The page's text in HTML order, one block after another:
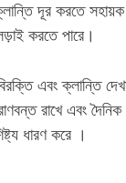
দূর করতে
করতে পারে।
এবং ক্লান্তি
রাখে এবং
ধারণ করে ।